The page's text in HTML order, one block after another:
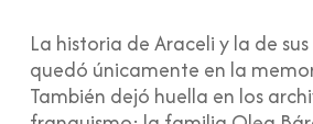
La historia de Araceli y la de
quedó únicamente en la
También dejó huella en los